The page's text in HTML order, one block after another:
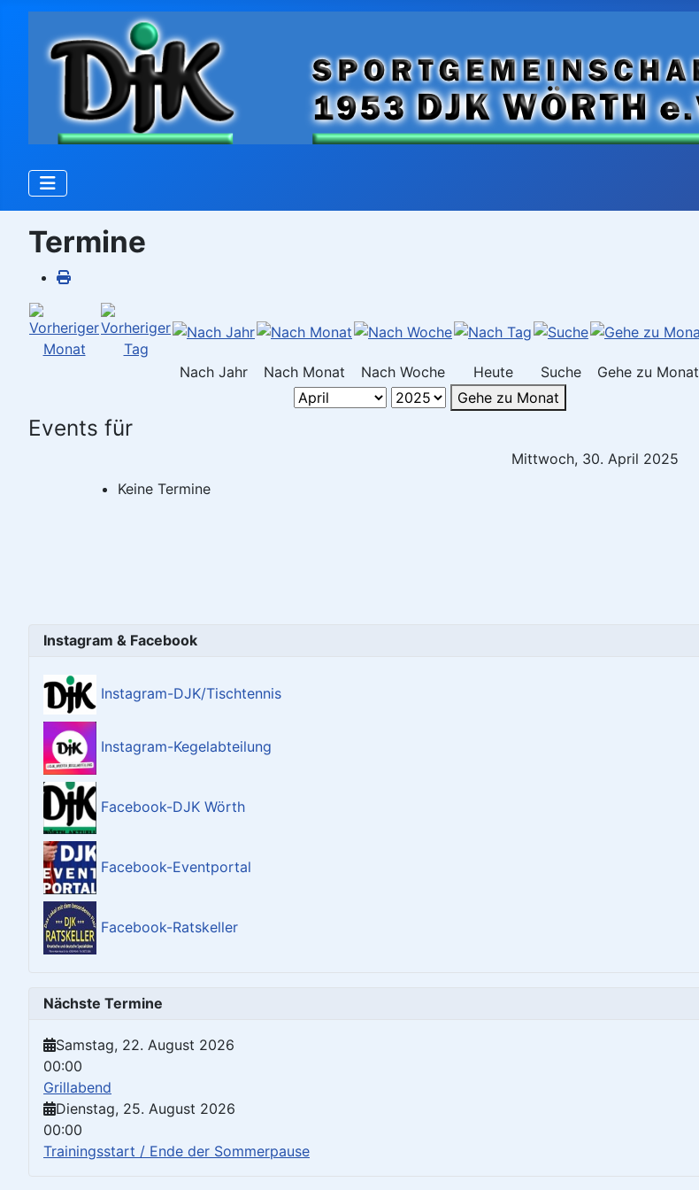
Termine
Nach Jahr Nach Monat Nach Woche Heute Suche
Gehe zu Monat
Gehe zu Monat
Events für
Mittwoch, 30. April 2025
Keine Termine
Instagram & Facebook
Instagram-DJK/Tischtennis
Instagram-Kegelabteilung
Facebook-DJK Wörth
Facebook-Eventportal
Facebook-Ratskeller
Nächste Termine
Samstag, 22. August 2026
00:00
Grillabend
Dienstag, 25. August 2026
00:00
Trainingsstart / Ende der Sommerpause